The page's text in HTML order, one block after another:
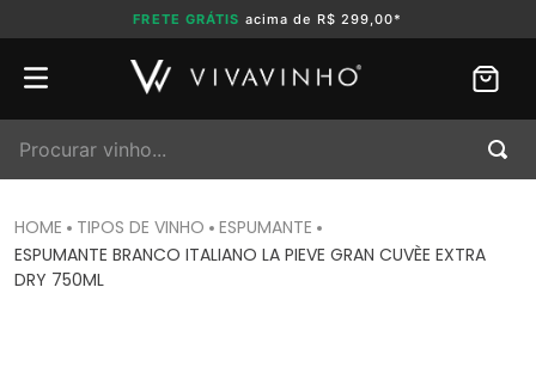
FRETE GRÁTIS acima de R$ 299,00*
TIPOS DE VINHO
ESPUMANTE
ESPUMANTE BRANCO ITALIANO LA PIEVE GRAN CUVÈE EXTRA
DRY 750ML